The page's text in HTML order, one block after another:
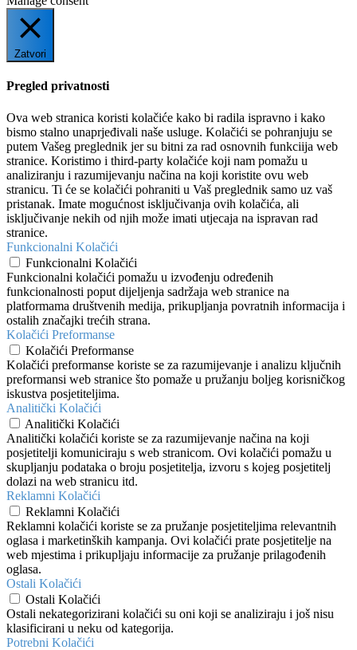
Zatvori
Pregled privatnosti
Ova web stranica koristi kolačiće kako bi radila ispravno i kako
bismo stalno unaprjeđivali naše usluge. Kolačići se pohranjuju se
putem Vašeg preglednik jer su bitni za rad osnovnih funkciija web
stranice. Koristimo i third-party kolačiće koji nam pomažu u
analiziranju i razumijevanju načina na koji koristite ovu web
stranicu. Ti će se kolačići pohraniti u Vaš preglednik samo uz vaš
pristanak. Imate mogućnost isključivanja ovih kolačića, ali
isključivanje nekih od njih može imati utjecaja na ispravan rad
stranice.
Funkcionalni Kolačići
Funkcionalni Kolačići
Funkcionalni kolačići pomažu u izvođenju određenih
funkcionalnosti poput dijeljenja sadržaja web stranice na
platformama društvenih medija, prikupljanja povratnih informacija i
ostalih značajki trećih strana.
Kolačići Preformanse
Kolačići Preformanse
Kolačići preformanse koriste se za razumijevanje i analizu ključnih
preformansi web stranice što pomaže u pružanju boljeg korisničkog
iskustva posjetiteljima.
Analitički Kolačići
Analitički Kolačići
Analitički kolačići koriste se za razumijevanje načina na koji
posjetitelji komuniciraju s web stranicom. Ovi kolačići pomažu u
skupljanju podataka o broju posjetitelja, izvoru s kojeg posjetitelj
dolazi na web stranicu itd.
Reklamni Kolačići
Reklamni Kolačići
Reklamni kolačići koriste se za pružanje posjetiteljima relevantnih
oglasa i marketinških kampanja. Ovi kolačići prate posjetitelje na
web mjestima i prikupljaju informacije za pružanje prilagođenih
oglasa.
Ostali Kolačići
Ostali Kolačići
Ostali nekategorizirani kolačići su oni koji se analiziraju i još nisu
klasificirani u neku od kategorija.
Potrebni Kolačići